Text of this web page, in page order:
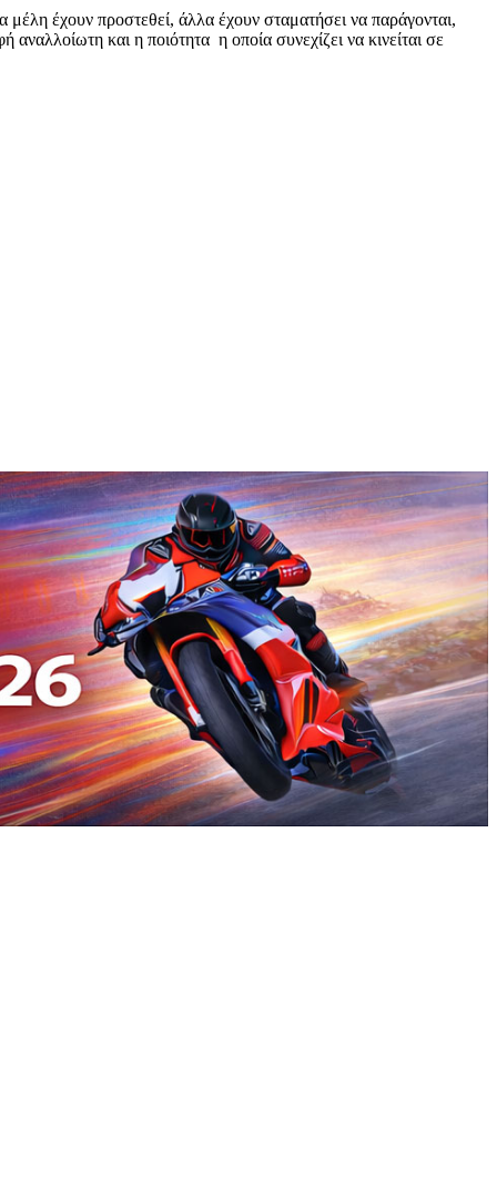
έχουν προστεθεί, άλλα έχουν σταματήσει να παράγονται,
και η ποιότητα η οποία συνεχίζει να κινείται σε